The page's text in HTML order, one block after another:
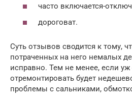
часто включается-
дороговат.
Суть отзывов сводится к тому,
потраченных на него немалых
исправно. Тем не менее, если
отремонтировать будет
проблемы с сальниками,